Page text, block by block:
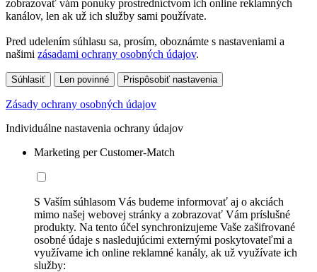
zobrazovať vám ponuky prostredníctvom ich online reklamných
kanálov, len ak už ich služby sami používate.
Pred udelením súhlasu sa, prosím, oboznámte s nastaveniami a
našimi zásadami ochrany osobných údajov.
Súhlasiť Len povinné Prispôsobiť nastavenia
Zásady ochrany osobných údajov
Individuálne nastavenia ochrany údajov
Marketing per Customer-Match
S Vaším súhlasom Vás budeme informovať aj o akciách
mimo našej webovej stránky a zobrazovať Vám príslušné
produkty. Na tento účel synchronizujeme Vaše zašifrované
osobné údaje s nasledujúcimi externými poskytovateľmi a
využívame ich online reklamné kanály, ak už využívate ich
služby: